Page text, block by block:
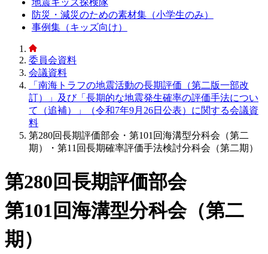
地震キッズ探検隊
防災・減災のための素材集（小学生のみ）
事例集（キッズ向け）
委員会資料
会議資料
「南海トラフの地震活動の長期評価（第二版一部改
訂）」及び「長期的な地震発生確率の評価手法につい
て（追補）」（令和7年9月26日公表）に関する会議資
料
第280回長期評価部会・第101回海溝型分科会（第二
期）・第11回長期確率評価手法検討分科会（第二期）
第280回長期評価部会
第101回海溝型分科会（第二
期）